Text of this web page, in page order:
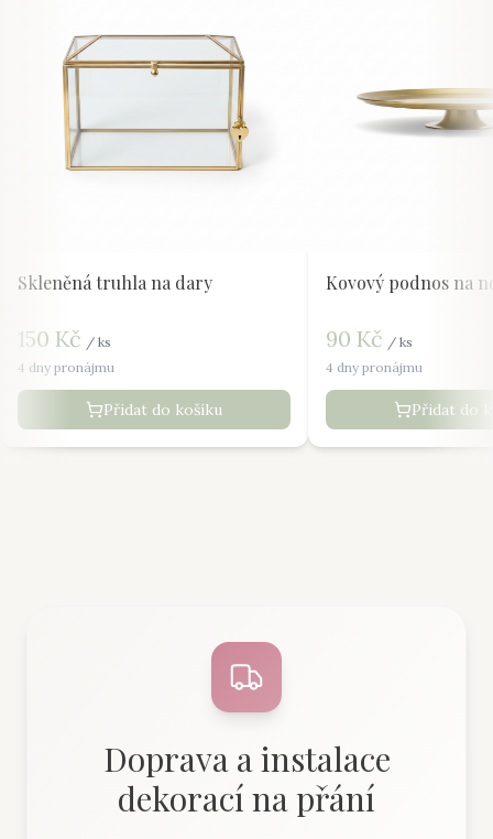
Skleněná truhla na dary
150 Kč / ks
4 dny pronájmu
Přidat do košíku
Kovový podnos na
90 Kč / ks
4 dny pronájmu
Přidat do
Doprava a instalace
dekorací na přání